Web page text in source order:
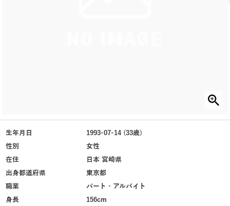
生年月日
1993-07-14 (33歳)
性別
女性
在住
日本 宮崎県
出身都道府県
東京都
職業
パート・アルバイト
身長
156cm